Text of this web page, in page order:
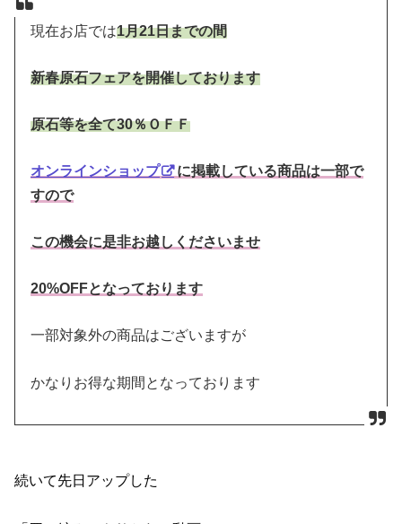
現在お店では1月21日までの間
新春原石フェアを開催しております
原石等を全て30％ＯＦＦ
オンラインショップ
に掲載している商品は一部で
すので
この機会に是非お越しくださいませ
20%OFFとなっております
一部対象外の商品はございますが
かなりお得な期間となっております
続いて先日アップした